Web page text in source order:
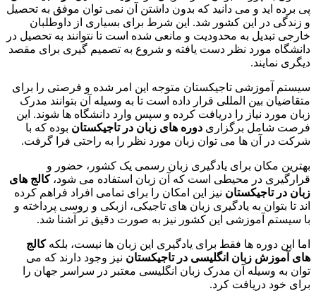
پی برده اید و می دانید که بدون داشتن آن نمی توان موفق به تحصیل
و زندگی در این کشور شد. این شرط برای بسیاری از داوطلبان
خارجی تبدیل به محدودیت و مانعی شده است تا نتوانند به تحصیل در
دانشگاه مورد نظر دست یافته و شروع به تصمیم گیری برای مقصد
دیگری نمایند.
سیستم آموزشی تاجیکستان متوجه این امر شده و فرصتی را برای
متقاضیان بین المللی قرار داده است تا به وسیله آن بتوانند مدرک
زبان مورد نیاز را دریافت کرده و سپس وارد دانشگاه ها شوند. این
فرصت شامل برگزاری دوره های زبان در تاجیکستان بوده که با
شرکت در آن ها می توان زبان مورد نظر را به راحتی فرا گرفت.
بهترین مکان برای یادگیری زبان رسمی یک کشور، حضور و
قرارگیری در محیطی است که آن زبان استفاده می شود،کالج های
زبان در تاجیکستان نیز این امکان را برای تمامی افراد فراهم کرده
اند تا بتوان به یادگیری زبان های تاجیکی، ازبکی و روسی پرداخته و
با سیستم آموزشی این کشور نیز به صورت دقیق تر آشنا شد.
اما این دوره ها فقط برای یادگیری این زبان ها نیست، بلکهکالج
های آموزش زبان انگلیسی در تاجیکستان نیز وجود دارند که می
توان به وسیله آن مدرک زبان انگلیسی معتبر در سراسر جهان را
برای خود دریافت کرد.